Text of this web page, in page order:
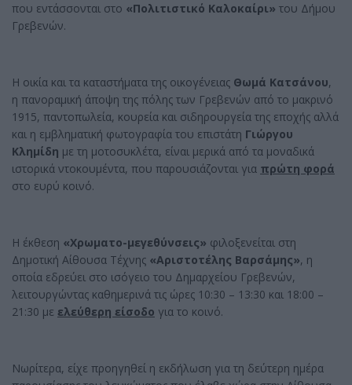
που εντάσσονται στο «Πολιτιστικό Καλοκαίρι» του Δήμου
Γρεβενών.
Η οικία και τα καταστήματα της οικογένειας Θωμά Κατσάνου,
η πανοραμική άποψη της πόλης των Γρεβενών από το μακρινό
1915, παντοπωλεία, κουρεία και σιδηρουργεία της εποχής αλλά
και η εμβληματική φωτογραφία του επιστάτη Γιώργου
Κλημίδη με τη μοτοσυκλέτα, είναι μερικά από τα μοναδικά
ιστορικά ντοκουμέντα, που παρουσιάζονται για πρώτη φορά
στο ευρύ κοινό.
Η έκθεση «Χρωματο-μεγεθύνσεις» φιλοξενείται στη
Δημοτική Αίθουσα Τέχνης «Αριστοτέλης Βαρσάμης», η
οποία εδρεύει στο ισόγειο του Δημαρχείου Γρεβενών,
λειτουργώντας καθημερινά τις ώρες 10:30 – 13:30 και 18:00 –
21:30 με ελεύθερη είσοδο για το κοινό.
Νωρίτερα, είχε προηγηθεί η εκδήλωση για τη δεύτερη ημέρα